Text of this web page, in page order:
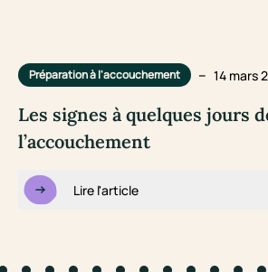
Préparation à l'accouchement – 14 mars
Les signes à quelques jours
l’accouchement
Lire l'article